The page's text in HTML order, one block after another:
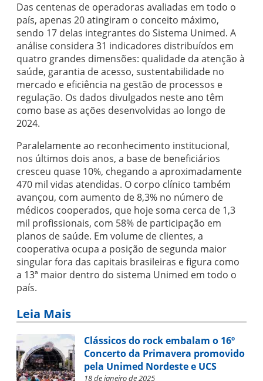
Das centenas de operadoras avaliadas em todo o
país, apenas 20 atingiram o conceito máximo,
sendo 17 delas integrantes do Sistema Unimed. A
análise considera 31 indicadores distribuídos em
quatro grandes dimensões: qualidade da atenção à
saúde, garantia de acesso, sustentabilidade no
mercado e eficiência na gestão de processos e
regulação. Os dados divulgados neste ano têm
como base as ações desenvolvidas ao longo de
2024.
Paralelamente ao reconhecimento institucional,
nos últimos dois anos, a base de beneficiários
cresceu quase 10%, chegando a aproximadamente
470 mil vidas atendidas. O corpo clínico também
avançou, com aumento de 8,3% no número de
médicos cooperados, que hoje soma cerca de 1,3
mil profissionais, com 58% de participação em
planos de saúde. Em volume de clientes, a
cooperativa ocupa a posição de segunda maior
singular fora das capitais brasileiras e figura como
a 13ª maior dentro do sistema Unimed em todo o
país.
Leia Mais
Clássicos do rock embalam o 16º
Concerto da Primavera promovido
pela Unimed Nordeste e UCS
18 de janeiro de 2025